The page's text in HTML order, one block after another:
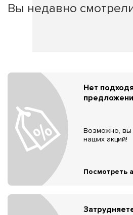
Вы недавно
Нет
Возможно, вы
наших акций!
Посмотреть